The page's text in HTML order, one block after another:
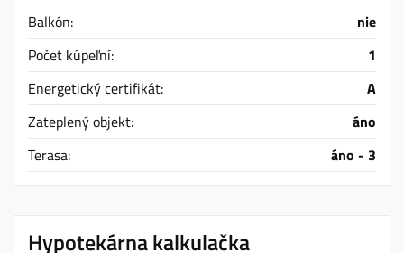
Balkón:
nie
Počet kúpeľní:
1
Energetický certifikát:
A
Zateplený objekt:
áno
Terasa:
áno - 3
Hypotekárna kalkulačka